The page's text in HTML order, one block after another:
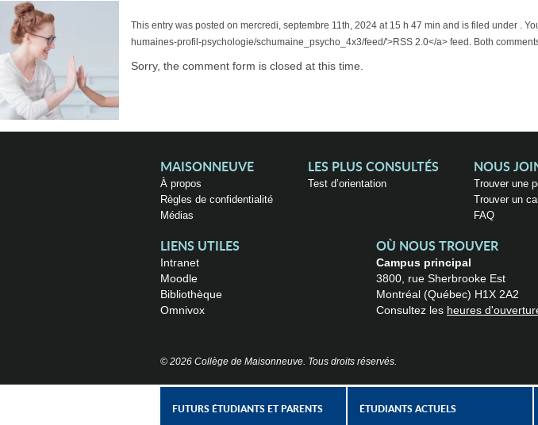
This entry was posted on mercredi, septembre 11th, 2024 at 15 h 47 min and is filed under .
humaines-profil-psychologie/schumaine_psycho_4x3/feed/'>RSS 2.0</a> feed. Both
Sorry, the comment form is closed at this time.
MAISONNEUVE
À propos
Règles de confidentialité
Médias
LES PLUS CONSULTÉS
Test d’orientation
NOUS
Trouver une
Trouver un
FAQ
LIENS UTILES
Intranet
Moodle
Bibliothèque
Omnivox
OÙ NOUS TROUVER
Campus principal
3800, rue Sherbrooke Est
Montréal (Québec) H1X 2A2
Consultez les heures
© 2026 Collège de Maisonneuve. Tous droits réservés.
FUTURS ÉTUDIANTS ET PARENTS ÉTUDIANTS ACTUELS